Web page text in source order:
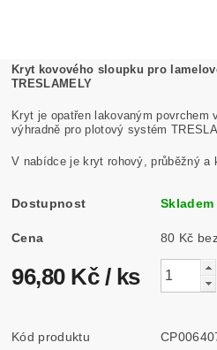
Kryt kovového sloupku pro
TRESLAMELY
Kryt je opatřen lakovaným povrchem
výhradně pro plotový systém
V nabídce je kryt rohový, průběžný a
Dostupnost Skladem
Cena 80
96,80 Kč / ks
Kód produktu